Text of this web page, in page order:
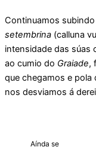
Continuamos
setembrina (calluna
intensidade das súas
ao cumio do Graiade,
que chegamos e pola
nos desviamos á
Aínda se